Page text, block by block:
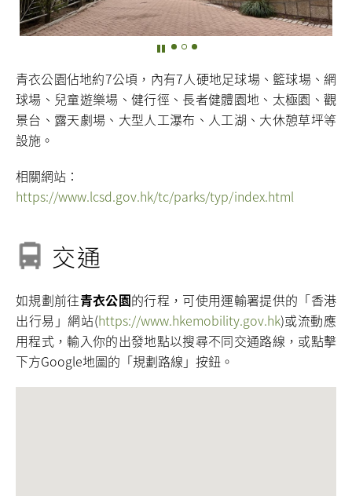
青衣公園佔地約7公頃，內有7人硬地足球場、籃球場、網
球場、兒童遊樂場、健行徑、長者健體園地、太極園、觀
景台、露天劇場、大型人工瀑布、人工湖、大休憩草坪等
設施。
相關網站：
https://www.lcsd.gov.hk/tc/parks/typ/index.html
交通
如規劃前往青衣公園的行程，可使用運輸署提供的「香港
出行易」網站(https://www.hkemobility.gov.hk)或流動應
用程式，輸入你的出發地點以搜尋不同交通路線，或點擊
下方Google地圖的「規劃路線」按鈕。